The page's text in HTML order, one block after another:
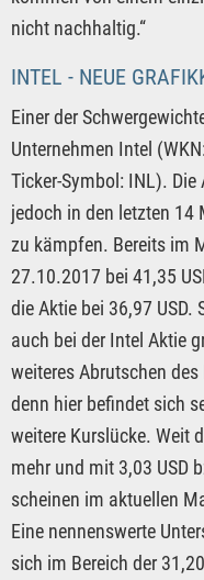
nicht nachhaltig.“
INTEL - NEUE
Einer der
Unternehmen Intel
Ticker-Symbol: INL).
jedoch in den letzten 14
zu kämpfen. Bereits im
27.10.2017 bei 41,35
die Aktie bei 36,97 USD.
auch bei der Intel Aktie
weiteres Abrutschen
denn hier befindet sich
weitere Kurslücke. Weit
mehr und mit 3,03 USD
scheinen im aktuellen
Eine nennenswerte
sich im Bereich der